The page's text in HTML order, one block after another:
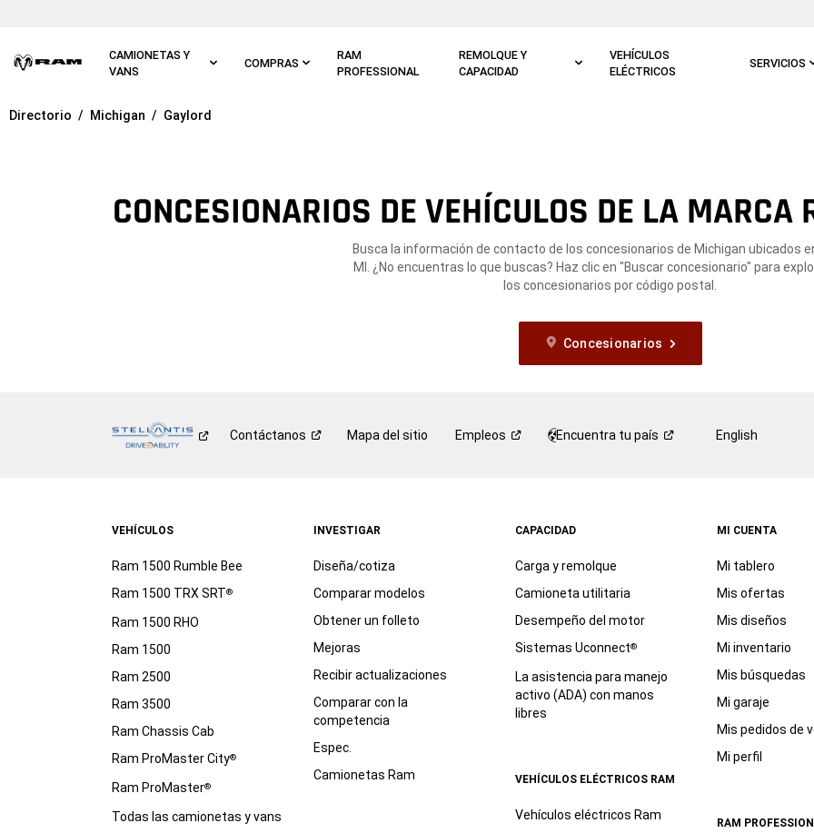
CAMIONETAS Y
VANS
COMPRAS
RAM
PROFESSIONAL
REMOLQUE Y
CAPACIDAD
VEHÍCULOS
ELÉCTRICOS
SERVICIOS
Ir a
Directorio Michigan Gaylord
CONCESIONARIOS DE VEHÍCULOS DE LA MARCA
Busca la información de contacto de los concesionarios de Michigan ubicados
MI. ¿No encuentras lo que buscas? Haz clic en "Buscar concesionario" para
los concesionarios por código postal.
Concesionarios
Contáctanos Mapa del sitio Empleos Encuentra tu país English
VEHÍCULOS
Ram 1500 Rumble Bee
Ram 1500 TRX SRT®
Ram 1500 RHO
Ram 1500
Ram 2500
Ram 3500
Ram Chassis Cab
Ram ProMaster City®
Ram ProMaster®
Todas las camionetas y vans
INVESTIGAR
Diseña/cotiza
Comparar modelos
Obtener un folleto
Mejoras
Recibir actualizaciones
Comparar con la
competencia
Espec.
Camionetas Ram
CAPACIDAD
Carga y remolque
Camioneta utilitaria
Desempeño del motor
Sistemas Uconnect®
La asistencia para manejo
activo (ADA) con manos
libres
VEHÍCULOS ELÉCTRICOS RAM
Vehículos eléctricos Ram
MI CUENTA
Mi tablero
Mis ofertas
Mis diseños
Mi inventario
Mis búsquedas
Mi garaje
Mis pedidos de
Mi perfil
RAM